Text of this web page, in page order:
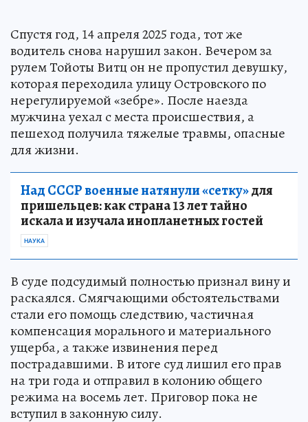
Спустя год, 14 апреля 2025 года, тот же
водитель снова нарушил закон. Вечером за
рулем Тойоты Витц он не пропустил девушку,
которая переходила улицу Островского по
нерегулируемой «зебре». После наезда
мужчина уехал с места происшествия, а
пешеход получила тяжелые травмы, опасные
для жизни.
Над СССР военные натянули «сетку»для
пришельцев: как страна 13 лет тайно
искала и изучала инопланетных гостей
НАУКА
В суде подсудимый полностью признал вину и
раскаялся. Смягчающими обстоятельствами
стали его помощь следствию, частичная
компенсация морального и материального
ущерба, а также извинения перед
пострадавшими. В итоге суд лишил его прав
на три года и отправил в колонию общего
режима на восемь лет. Приговор пока не
вступил в законную силу.